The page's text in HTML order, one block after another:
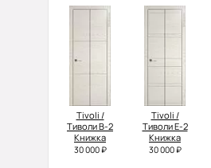
Tivoli /
Тиволи В-2
Книжка
30 000 ₽
Tivoli /
Тиволи Е-2
Книжка
30 000 ₽